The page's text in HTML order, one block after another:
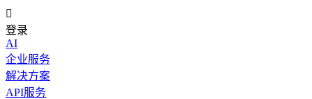

登录
AI
企业服务
解决方案
API服务